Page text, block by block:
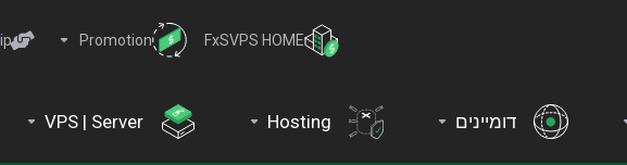
FxSVPS HOME
Promotion
דומיינים Hosting
VPS | Server